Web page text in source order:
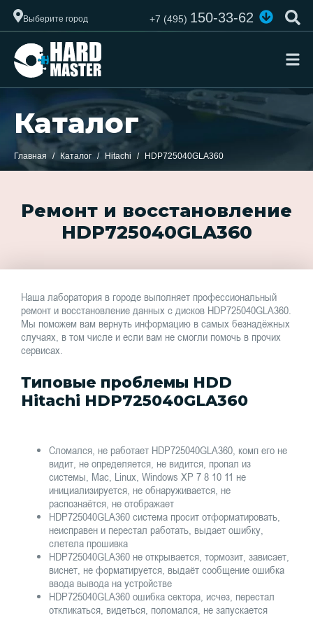
Выберите город +7 (495)150-33-62
Каталог
Главная Каталог Hitachi HDP725040GLA360
Ремонт и восстановление
HDP725040GLA360
Наша лаборатория в городе выполняет профессиональный
ремонт и восстановление данных с дисков HDP725040GLA360.
Мы поможем вам вернуть информацию в самых безнадёжных
случаях, в том числе и если вам не смогли помочь в прочих
сервисах.
Типовые проблемы HDD
Hitachi HDP725040GLA360
Сломался, не работает HDP725040GLA360, комп его не
видит, не определяется, не видится, пропал из
системы, Mac, Linux, Windows XP 7 8 10 11 не
инициализируется, не обнаруживается, не
распознаётся, не отображает
HDP725040GLA360 система просит отформатировать,
неисправен и перестал работать, выдает ошибку,
слетела прошивка
HDP725040GLA360 не открывается, тормозит, зависает,
виснет, не форматируется, выдаёт сообщение ошибка
ввода вывода на устройстве
HDP725040GLA360 ошибка сектора, исчез, перестал
откликаться, видеться, поломался, не запускается